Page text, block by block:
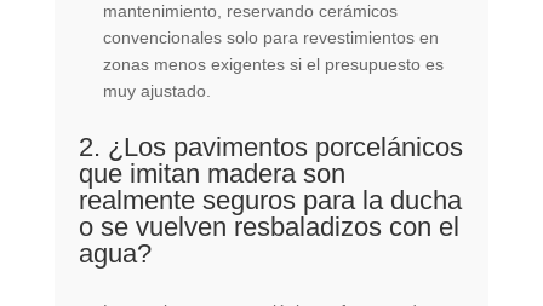
mantenimiento, reservando cerámicos
convencionales solo para revestimientos en
zonas menos exigentes si el presupuesto es
muy ajustado.
2. ¿Los pavimentos porcelánicos
que imitan madera son
realmente seguros para la ducha
o se vuelven resbaladizos con el
agua?